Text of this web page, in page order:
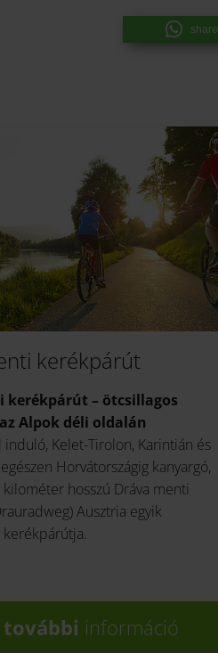
share
kerékpárút
kerékpárút – ötcsillagos
Alpok déli oldalán
Kelet-Tirolon, Karintián és
Horvátországig kanyargó,
kilométer hosszú Dráva menti
Ausztria egyik
további információ